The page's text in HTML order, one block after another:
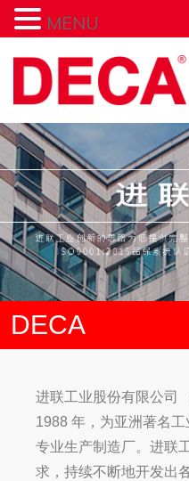
DECA
进联工业股份有限公司
1988 年，为亚洲著名
专业生产制造厂。进联
求，持续不断地开发出
MENU